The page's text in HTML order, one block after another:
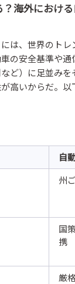
海外におけ
は、世界のトレ
の安全基準や
ど）に足並み
高いからだ。以
自
州
国
携
厳